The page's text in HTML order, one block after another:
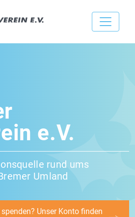
e.V.
rund ums
Umland
Unser Konto finden